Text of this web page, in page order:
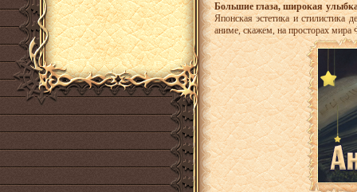
Большие глаза, широкая
Японская эстетика и стилистика
аниме, скажем, на просторах мира